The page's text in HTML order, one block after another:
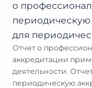
Отчет о
аккредитации
деятельности.
периодическую